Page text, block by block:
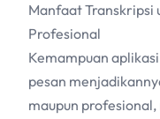
Manfaat Transkripsi
Profesional
Kemampuan
pesan
maupun